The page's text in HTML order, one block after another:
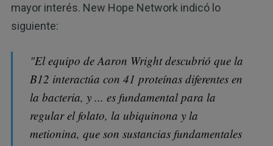
mayor interés. New Hope Network indicó lo
siguiente:
"El equipo de Aaron Wright descubrió que la
B12 interactúa con 41 proteínas diferentes en
la bacteria, y ... es fundamental para la
regular el folato, la ubiquinona y la
metionina, que son sustancias fundamentales